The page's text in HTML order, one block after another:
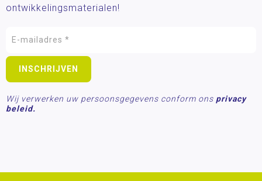
ontwikkelingsmaterialen!
Wij verwerken uw persoonsgegevens conform ons privacy
beleid.